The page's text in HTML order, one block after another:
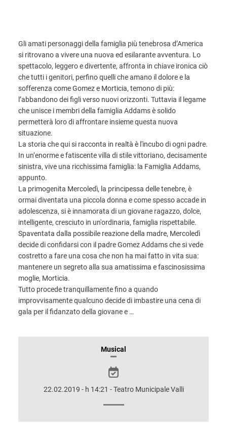
Gli amati personaggi della famiglia più tenebrosa d’America
si ritrovano a vivere una nuova ed esilarante avventura. Lo
spettacolo, leggero e divertente, affronta in chiave ironica ciò
che tutti i genitori, perfino quelli che amano il dolore e la
sofferenza come Gomez e Morticia, temono di più:
l’abbandono dei figli verso nuovi orizzonti. Tuttavia il legame
che unisce i membri della famiglia Addams è solido
permetterà loro di affrontare insieme questa nuova
situazione.
La storia che qui si racconta in realtà è l'incubo di ogni padre.
In un’enorme e fatiscente villa di stile vittoriano, decisamente
sinistra, vive una ricchissima famiglia: la Famiglia Addams,
appunto.
La primogenita Mercoledì, la principessa delle tenebre, è
ormai diventata una piccola donna e come spesso accade in
adolescenza, si è innamorata di un giovane ragazzo, dolce,
intelligente, cresciuto in un'ordinaria, famiglia rispettabile.
Spaventata dalla possibile reazione della madre, Mercoledì
decide di confidarsi con il padre Gomez Addams che si vede
costretto a fare una cosa che non ha mai fatto in vita sua:
mantenere un segreto alla sua amatissima e fascinosissima
moglie, Morticia.
Tutto procede tranquillamente fino a quando
improvvisamente qualcuno decide di imbastire una cena di
gala per il fidanzato della giovane e …
INFORMAZIONIMusical
22.02.2019 - h 14:21 - Teatro Municipale Valli